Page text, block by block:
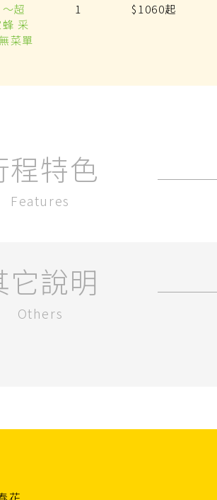
超
采
菜單
1 $1060起
程特色
Features
它說明
Others